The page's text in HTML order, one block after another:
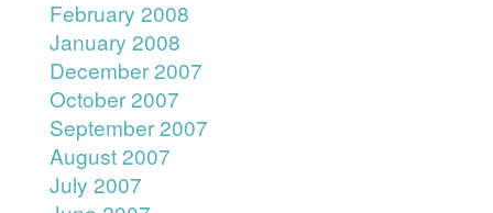
February 2008
January 2008
December 2007
October 2007
September 2007
August 2007
July 2007